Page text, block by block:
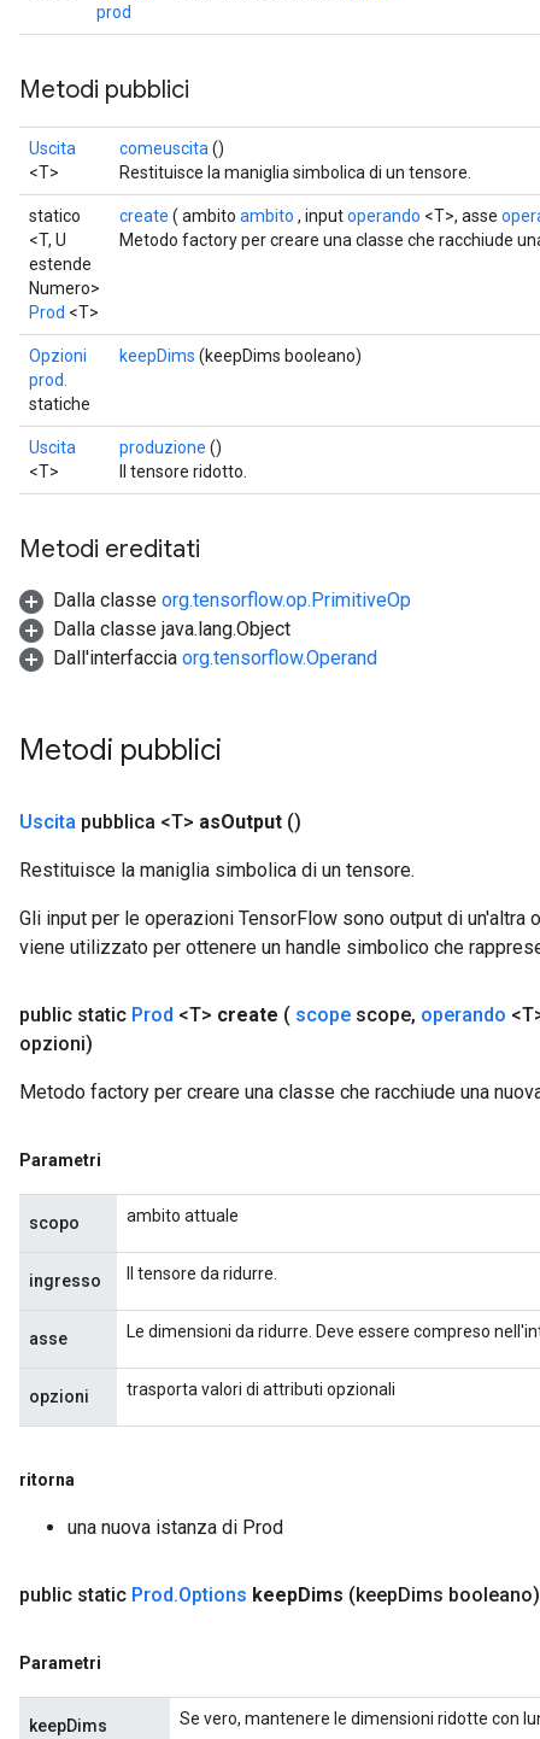
prod
Metodi pubblici
Uscita
<T>
comeuscita ()
Restituisce la maniglia simbolica di un tensore.
statico
<T, U
estende
Numero>
Prod <T>
create ( ambito ambito , inputoperando <T>, asse
Metodo factory per creare una classe che racchiude
Opzioni
prod.
statiche
keepDims (keepDims booleano)
Uscita
<T>
produzione ()
Il tensore ridotto.
Metodi ereditati
Dalla classe org.tensorflow.op.PrimitiveOp
Dalla classe java.lang.Object
Dall'interfaccia org.tensorflow.Operand
Metodi pubblici
Uscita pubblica <T> asOutput ()
Restituisce la maniglia simbolica di un tensore.
Gli input per le operazioni TensorFlow sono output di un'altra
viene utilizzato per ottenere un handle simbolico che
public static Prod <T> create ( scope scope, operando
opzioni)
Metodo factory per creare una classe che racchiude una
Parametri
scopo ambito attuale
ingresso Il tensore da ridurre.
asse Le dimensioni da ridurre. Deve essere compreso
opzioni trasporta valori di attributi opzionali
ritorna
una nuova istanza di Prod
public static Prod.Options keepDims (keepDims booleano)
Parametri
keepDims Se vero, mantenere le dimensioni ridotte con